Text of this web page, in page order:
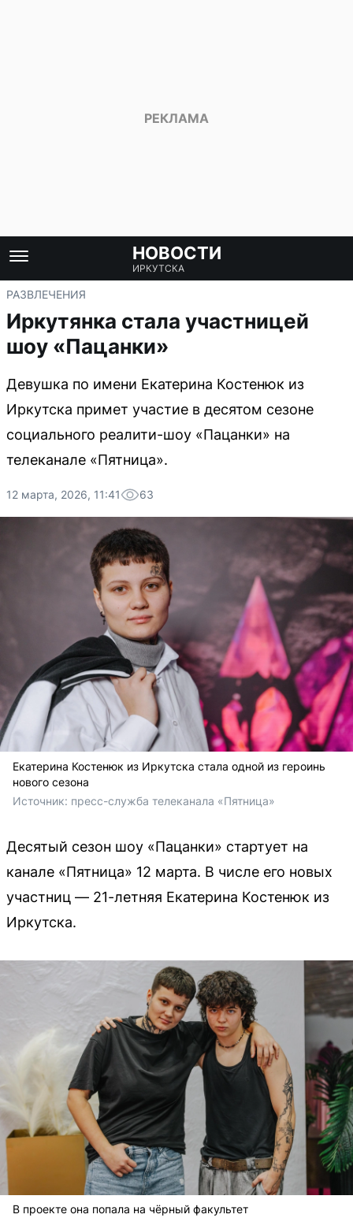
НОВОСТИ
ИРКУТСКА
РАЗВЛЕЧЕНИЯ
Иркутянка стала участницей
шоу «Пацанки»
Девушка по имени Екатерина Костенюк из
Иркутска примет участие в десятом сезоне
социального реалити-шоу «Пацанки» на
телеканале «Пятница».
12 марта, 2026, 11:41 63
Екатерина Костенюк из Иркутска стала одной из героинь
нового сезона
Источник: пресс-служба телеканала «Пятница»
Десятый сезон шоу «Пацанки» стартует на
канале «Пятница» 12 марта. В числе его новых
участниц — 21-летняя Екатерина Костенюк из
Иркутска.
В проекте она попала на чёрный факультет